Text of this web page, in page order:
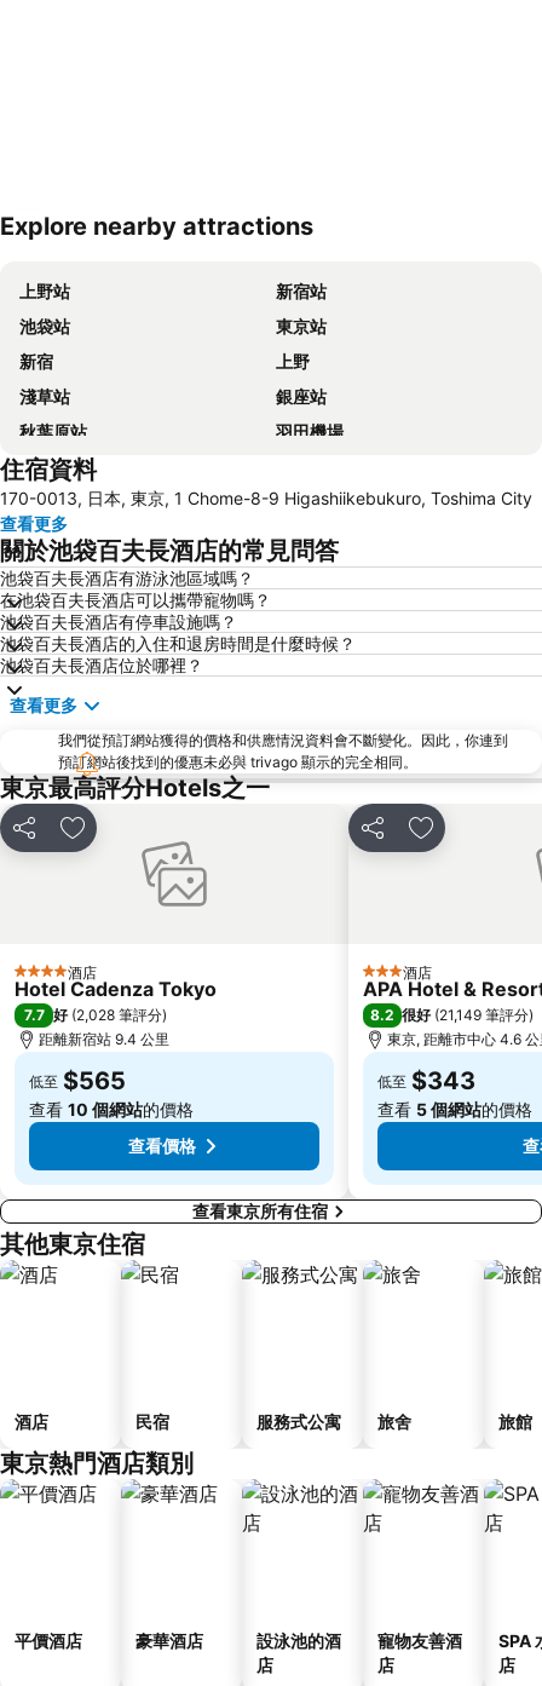
展開地圖
Explore nearby attractions
上野站
新宿站
池袋站
東京站
新宿
上野
淺草站
銀座站
秋葉原站
羽田機場
品川站
錦系釘站
橫濱車站
東京迪士尼
新橋站
日本橋站
Shibuya
Haneda Airport International Terminal Station
淺草寺
赤坂站
東京巨蛋城
六本木車站
原宿站
羽田機場 東京國際機場
築地魚市場
御台場 (台場)
Kawasaki Station
東京迪士尼海洋
太陽城
Nippori Station
Tachikawa Station
Gotanda Station
水道橋站
Shinjuku-gyoemmae Metro Station
Shinagawa
Hamamatsucho station
Nishi-Kasai Metro Station
Fujisawa Station
Shimbashi Metro Station
Chiba Station
Toyosu Station
住宿資料
170-0013, 日本, 東京, 1 Chome-8-9 Higashiikebukuro, Toshima City
查看更多
關於池袋百夫長酒店的常見問答
池袋百夫長酒店有游泳池區域嗎？
在池袋百夫長酒店可以攜帶寵物嗎？
池袋百夫長酒店有停車設施嗎？
池袋百夫長酒店的入住和退房時間是什麼時候？
池袋百夫長酒店位於哪裡？
查看更多
我們從預訂網站獲得的價格和供應情況資料會不斷變化。因此，你連到
預訂網站後找到的優惠未必與 trivago 顯示的完全相同。
東京最高評分Hotels之一
分享 放到收藏夾
4 星級 酒店
Hotel Cadenza Tokyo
7.7 好 (2,028 筆評分)
距離新宿站 9.4 公里
低至 $565
查看 10 個網站的價格
查看價格
分享 放到收藏夾
3 星級酒店
APA Hotel &
8.2 很好 (21,149 筆評分)
東京, 距離市中心 4.6
低至 $343
查看 5 個網站的價格
查看東京所有住宿
其他東京住宿
酒店 民宿 服務式公寓 旅舍 旅館
東京熱門酒店類別
平價酒店 豪華酒店
設泳池的酒
店
寵物友善酒
店
SPA
店